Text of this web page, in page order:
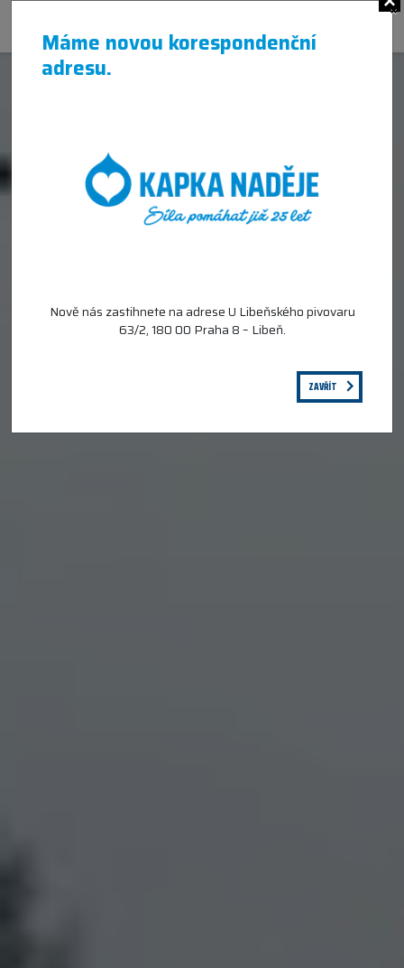
Máme novou korespondenční
adresu.
×
Nově nás zastihnete na adrese U Libeňského pivovaru
63/2, 180 00 Praha 8 – Libeň.
ZAVŘÍT